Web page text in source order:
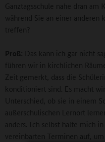
Ganztagsschule nahe dran am
während Sie an einer anderen
treffen?
Proß: Das kann ich gar nicht
führen wir in kirchlichen
Zeit gemerkt, dass die
konditioniert sind. Es macht
Unterschied, ob sie in einem
außerschulischen Lernort
anders. Ich selbst halte mich
vereinbarten Terminen auf,